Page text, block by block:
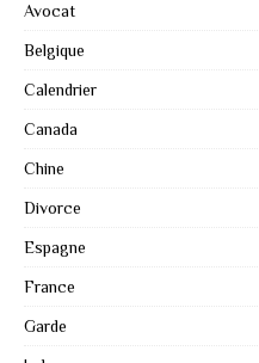
Avocat
Belgique
Calendrier
Canada
Chine
Divorce
Espagne
France
Garde